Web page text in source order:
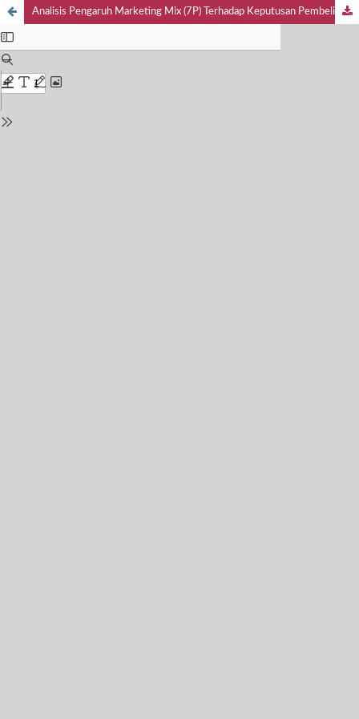
Analisis Pengaruh Marketing Mix (7P) Terhadap Keputusan Pembelian Konsumen Pada Vicco Java Kopi dan Kakao Jember